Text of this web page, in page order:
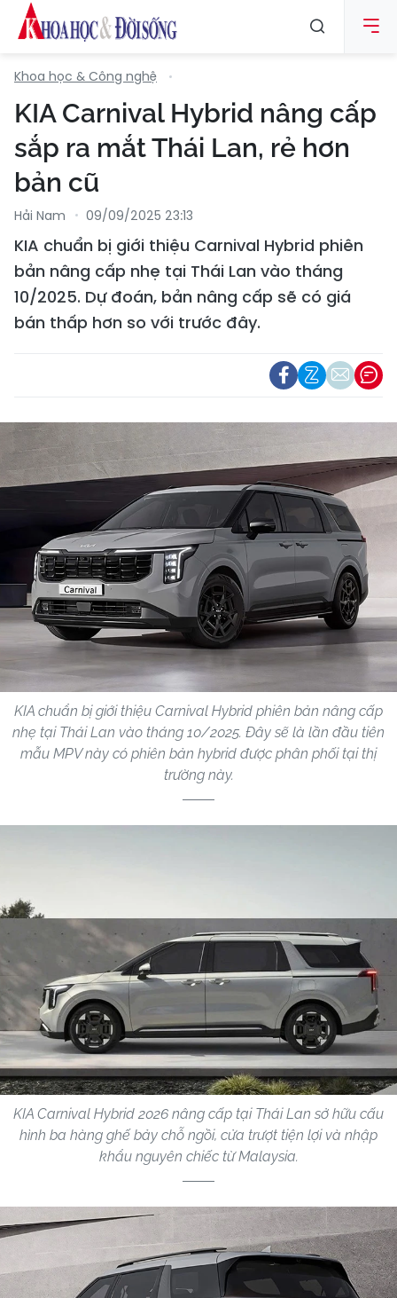
Khoa học & Công nghệ
KIA Carnival Hybrid nâng cấp
sắp ra mắt Thái Lan, rẻ hơn
bản cũ
Hải Nam 09/09/2025 23:13
KIA chuẩn bị giới thiệu Carnival Hybrid phiên
bản nâng cấp nhẹ tại Thái Lan vào tháng
10/2025. Dự đoán, bản nâng cấp sẽ có giá
bán thấp hơn so với trước đây.
KIA chuẩn bị giới thiệu Carnival Hybrid phiên bản nâng cấp
nhẹ tại Thái Lan vào tháng 10/2025. Đây sẽ là lần đầu tiên
mẫu MPV này có phiên bản hybrid được phân phối tại thị
trường này.
KIA Carnival Hybrid 2026 nâng cấp tại Thái Lan sở hữu cấu
hình ba hàng ghế bảy chỗ ngồi, cửa trượt tiện lợi và nhập
khẩu nguyên chiếc từ Malaysia.